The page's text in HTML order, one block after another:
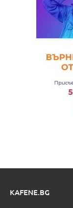
KAFENE.BG